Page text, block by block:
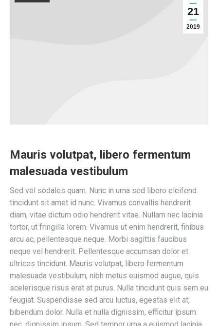
21
2019
Mauris volutpat, libero fermentum
malesuada vestibulum
Sed vel sodales quam. Nunc in urna sed libero eleifend
tincidunt sit amet id nunc. Vivamus convallis hendrerit
diam, vitae dictum odio hendrerit vitae. Nullam nec lacinia
tortor, ut fringilla lorem. Vivamus ut enim hendrerit, finibus
arcu ac, pellentesque neque. Morbi sagittis faucibus
neque vel hendrerit. Pellentesque accumsan dolor et
ultrices tincidunt. Mauris volutpat, libero fermentum
malesuada vestibulum, nibh metus euismod augue, quis
scelerisque risus erat at purus. Nulla tincidunt quis sem eu
feugiat. Suspendisse sed arcu luctus, egestas elit at,
bibendum dolor. Nulla et nulla dignissim, efficitur ipsum
nec, dignissim ipsum. Sed tempor urna a euismod lacinia.